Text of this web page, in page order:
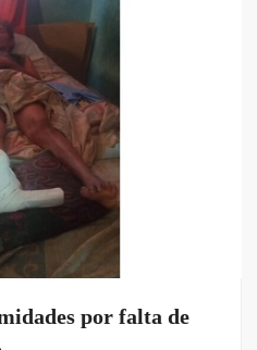
por falta de